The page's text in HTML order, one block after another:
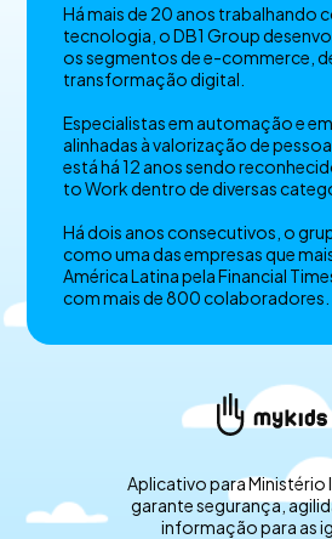
Há mais de 20 anos trabalhando
tecnologia, o DB1 Group
os segmentos de e-commerce,
transformação digital.
Especialistas em automação e
alinhadas à valorização de
está há 12 anos sendo
to Work dentro de diversas
Há dois anos consecutivos, o
como uma das empresas que
América Latina pela Financial
com mais de 800 colaboradores.
Aplicativo para Ministério
garante segurança,
informação para as